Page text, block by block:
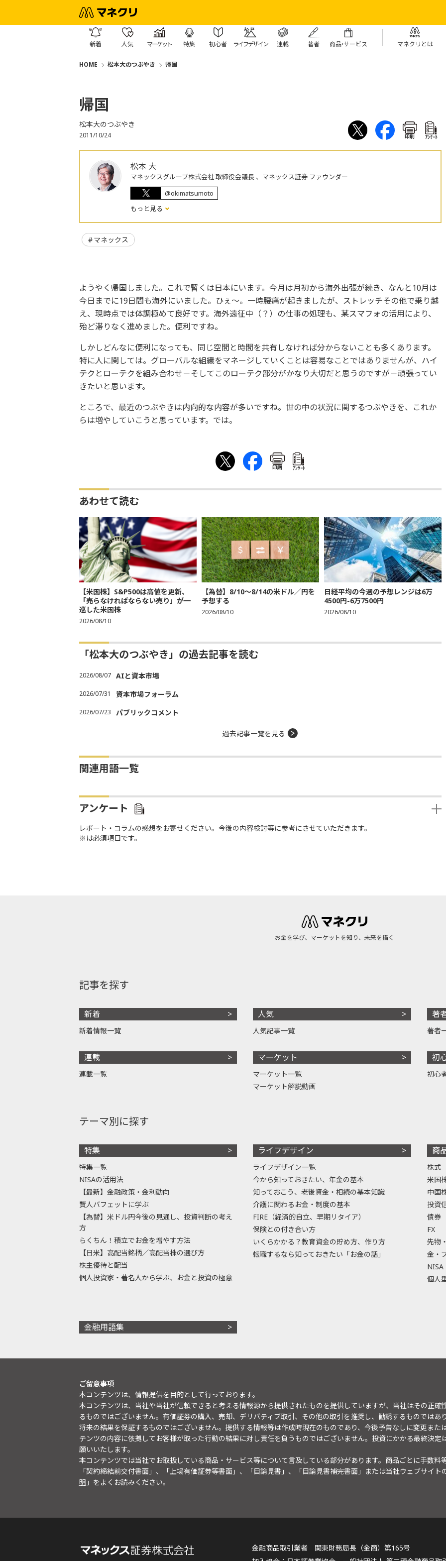
新着 人気 マーケット 特集 初心者 ライフデザイン 連載 著者 商品・サービス マネクリとは
HOME 松本大のつぶやき 帰国
帰国
松本大のつぶやき
2011/10/24 印刷 ｱﾝｹｰﾄ
松本 大
マネックスグループ株式会社 取締役会議長 、マネックス証券 ファウンダー
@okimatsumoto
もっと見る
マネックス
ようやく帰国しました。これで暫くは日本にいます。今月は月初から海外出張が続き、なんと10月は
今日までに19日間も海外にいました。ひぇ～。一時腰痛が起きましたが、ストレッチその他で乗り越
え、現時点では体調極めて良好です。海外遠征中（？）の仕事の処理も、某スマフォの活用により、
殆ど滞りなく進めました。便利ですね。
しかしどんなに便利になっても、同じ空間と時間を共有しなければ分からないことも多くあります。
特に人に関しては。グローバルな組織をマネージしていくことは容易なことではありませんが、ハイ
テクとローテクを組み合わせ－そしてこのローテク部分がかなり大切だと思うのですが－頑張ってい
きたいと思います。
ところで、最近のつぶやきは内向的な内容が多いですね。世の中の状況に関するつぶやきを、これか
らは増やしていこうと思っています。では。
印刷 ｱﾝｹｰﾄ
あわせて読む
【米国株】S&P500は高値を更新、
「売らなければならない売り」が一
巡した米国株
2026/08/10
【為替】8/10～8/14の米ドル／円を
予想する
2026/08/10
日経平均の今週の予想レンジは6万
4500円-6万7500円
2026/08/10
「松本大のつぶやき」の過去記事を読む
2026/08/07 AIと資本市場
2026/07/31 資本市場フォーラム
2026/07/23 パブリックコメント
過去記事一覧を見る
関連用語一覧
アンケート
レポート・コラムの感想をお寄せください。今後の内容検討等に参考にさせていただきます。
※は必須項目です。
お金を学び、マーケットを知り、未来を描く
記事を探す
新着
新着情報一覧
連載
連載一覧
人気
人気記事一覧
マーケット
マーケット一覧
マーケット解説動画
著
著者
初
初心
テーマ別に探す
特集
特集一覧
NISAの活用法
【最新】金融政策・金利動向
賢人バフェットに学ぶ
【為替】米ドル円今後の見通し、投資判断の考え
方
らくちん！積立でお金を増やす方法
【日米】高配当銘柄／高配当株の選び方
株主優待と配当
個人投資家・著名人から学ぶ、お金と投資の極意
ライフデザイン
ライフデザイン一覧
今から知っておきたい、年金の基本
知っておこう、老後資金・相続の基本知識
介護に関わるお金・制度の基本
FIRE（経済的自立、早期リタイア）
保険との付き合い方
いくらかかる？教育資金の貯め方、作り方
転職するなら知っておきたい「お金の話」
商
株式
米国
中国
投資
債券
FX
先物
金・
NISA
個人
金融用語集
ご留意事項
本コンテンツは、情報提供を目的として行っております。
本コンテンツは、当社や当社が信頼できると考える情報源から提供されたものを提供していますが、当社はその正
るものではございません。有価証券の購入、売却、デリバティブ取引、その他の取引を推奨し、勧誘するものではあ
将来の結果を保証するものではございません。提供する情報等は作成時現在のものであり、今後予告なしに変更また
テンツの内容に依拠してお客様が取った行動の結果に対し責任を負うものではございません。投資にかかる最終決
願いいたします。
本コンテンツでは当社でお取扱している商品・サービス等について言及している部分があります。商品ごとに手数料
「契約締結前交付書面」、「上場有価証券等書面」、「目論見書」、「目論見書補完書面」または当社ウェブサイト
明 」をよくお読みください。
金融商品取引業者 関東財務局長（金商）第165号